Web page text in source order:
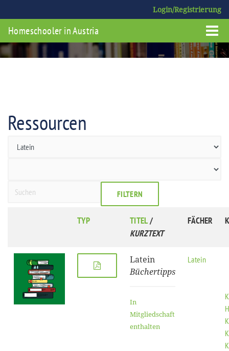
Login/Registrierung
Homeschooler in Austria
Ressourcen
FILTERN
TYP TITEL/
KURZTEXT
FÄCHER
Latein
Büchertipps
In
Mitgliedschaft
enthalten
Latein